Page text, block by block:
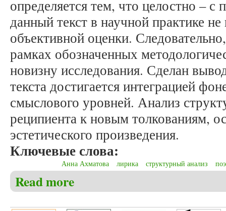
определяется тем, что целостно – с
данный текст в научной практике
объективной оценки.
рамках обозначенных
новизну исследования. Сделан
текста достигается интеграцией
смыслового уровней. Анализ
реципиента к новым толкованиям,
эстетического произведения.
Ключевые слова:
Анна Ахматова лирика структурный анализ
Read more